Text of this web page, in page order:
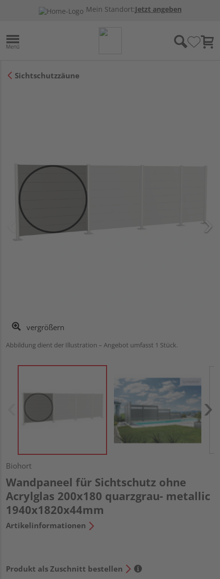
Mein Standort:Jetzt angeben
Sichtschutzzäune
vergrößern
Abbildung dient der Illustration – Angebot umfasst 1 Stück.
Biohort
Wandpaneel für Sichtschutz ohne
Acrylglas 200x180 quarzgrau- metallic
1940x1820x44mm
Artikelinformationen
Produkt als Zuschnitt bestellen